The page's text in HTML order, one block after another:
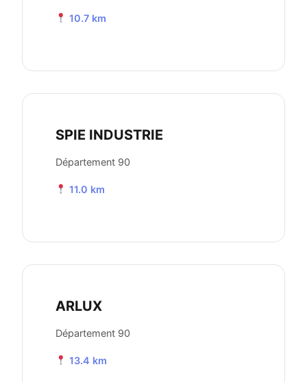
10.7 km
SPIE INDUSTRIE
Département 90
11.0 km
ARLUX
Département 90
13.4 km